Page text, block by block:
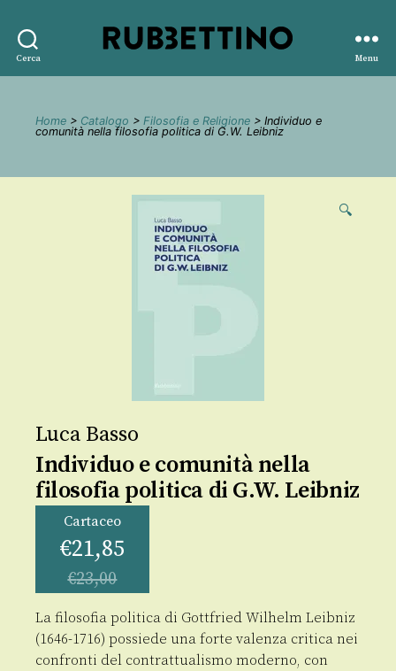
Cerca
editore
Menu
Home > Catalogo > Filosofia e Religione > Individuo e
comunità nella filosofia politica di G.W. Leibniz
🔍
Luca Basso
Individuo e comunità nella
filosofia politica di G.W. Leibniz
Cartaceo
€21,85
€23,00
La filosofia politica di Gottfried Wilhelm Leibniz
(1646-1716) possiede una forte valenza critica nei
confronti del contrattualismo moderno, con